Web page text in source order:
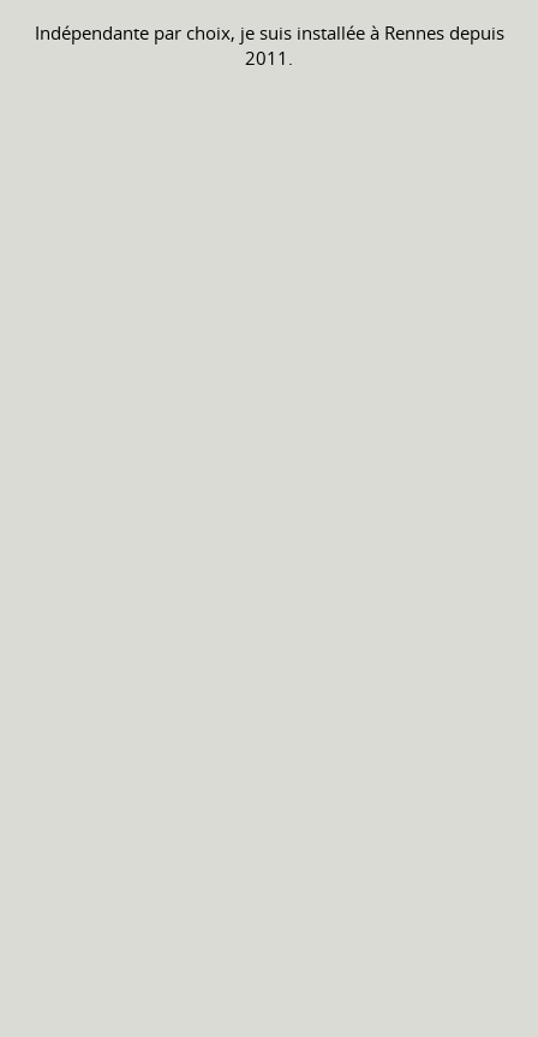
Indépendante par choix, je suis installée à Rennes depuis
2011.